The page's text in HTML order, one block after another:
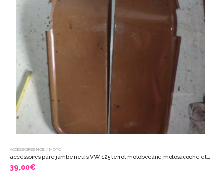
ACCESSOIRES MOB / MOTO
accessoires pare jambe neufs VW 125 terrot motobecane motosacoche etc 2125
39,00€